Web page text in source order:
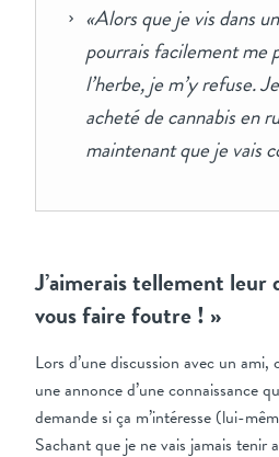
«Alors que je vis dans
pourrais facilement me
l’herbe, je m’y refuse.
acheté de cannabis en
maintenant que je vais
J’aimerais tellement leur
vous faire foutre ! »
Lors d’une discussion avec un
une annonce d’une connaissance
demande si ça m’intéresse (lui-
Sachant que je ne vais jamais tenir